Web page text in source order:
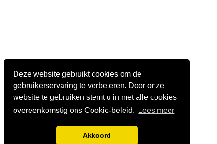
Deze website gebruikt cookies om de
gebruikerservaring te verbeteren. Door onze
website te gebruiken stemt u in met alle cookies
overeenkomstig ons Cookie-beleid.
Lees meer
Akkoord